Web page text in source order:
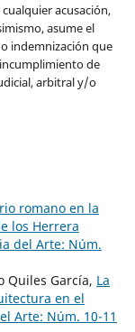
acusación,
asume el
indemnización que
de
arbitral y/o
romano en la
los Herrera
del Arte: Núm.
Quiles García, La
en el
Arte: Núm. 10-11